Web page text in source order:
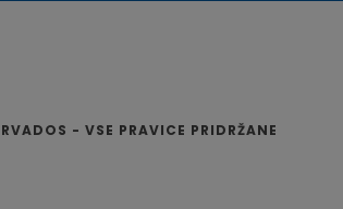
- VSE PRAVICE PRIDRŽANE